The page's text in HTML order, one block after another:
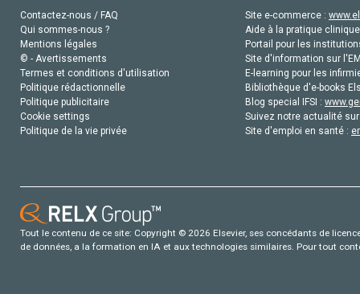
Contactez-nous / FAQ
Qui sommes-nous ?
Mentions légales
© - Avertissements
Termes et conditions d'utilisation
Politique rédactionnelle
Politique publicitaire
Cookie settings
Politique de la vie privée
Site e-commerce :
Aide à la pratique
Portail pour les
Site d'information sur
E-learning pour les
Bibliothèque d'e-books
Blog special IFSI :
Suivez notre actualité
Site d'emploi en santé :
Tout le contenu de ce site: Copyright © 2026 Elsevier, ses concédants de
de données, a la formation en IA et aux technologies similaires. Pour tout